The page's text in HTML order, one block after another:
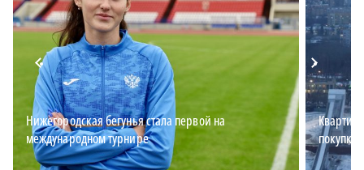
Нижегородская бегунья стала первой на
международном турнире